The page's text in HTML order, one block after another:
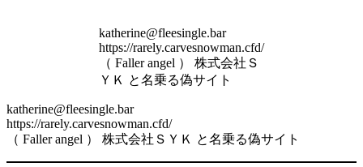
katherine@fleesingle.bar
https://rarely.carvesnowman.cfd/
（ Faller angel ） 株式会社Ｓ
ＹＫ と名乗る偽サイト
katherine@fleesingle.bar
https://rarely.carvesnowman.cfd/
（ Faller angel ） 株式会社ＳＹＫ と名乗る偽サイト